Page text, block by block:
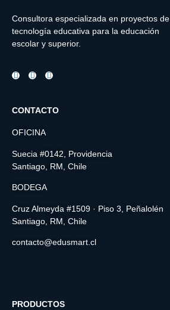
Consultora especializada en proyectos de
tecnología educativa para la educación
escolar y superior.
CONTACTO
OFICINA
Suecia #0142, Providencia
Santiago, RM, Chile
BODEGA
Cruz Almeyda #1509 · Piso 3, Peñalolén
Santiago, RM, Chile
contacto@edusmart.cl
PRODUCTOS